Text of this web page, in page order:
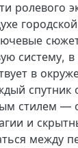
ролевого
систему, в
в
спутник
стилем —
и
между